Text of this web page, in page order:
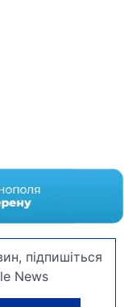
підпишіться
News